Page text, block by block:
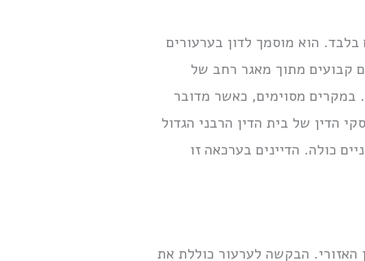
בלבד. הוא מוסמך לדון בערעורים
קבועים מתוך מאגר רחב של
במקרים מסוימים, כאשר מדובר
הדין של בית הדין הרבני הגדול
כולה. הדיינים בערכאה זו
האזורי. הבקשה לערעור כוללת את